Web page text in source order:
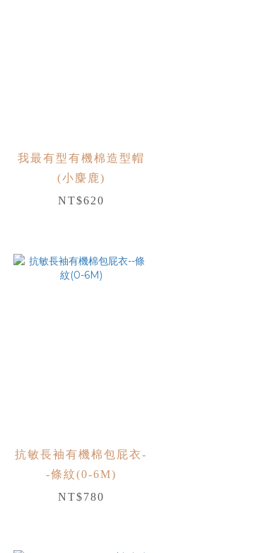
我最有型有機棉造型帽
(小麋鹿)
NT$620
抗敏長袖有機棉包屁衣-
-條紋(0-6M)
NT$780